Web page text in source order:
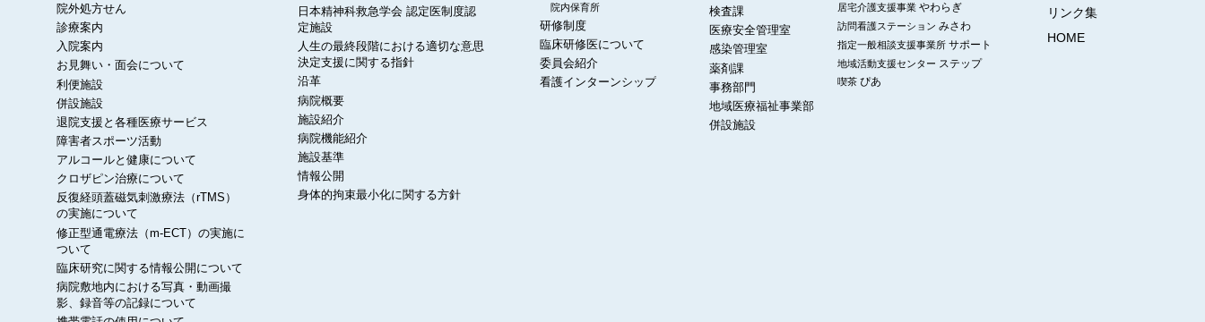
院外処方せん
診療案内
入院案内
お見舞い・面会について
利便施設
併設施設
退院支援と各種医療サービス
障害者スポーツ活動
アルコールと健康について
クロザピン治療について
反復経頭蓋磁気刺激療法（rTMS）
の実施について
修正型通電療法（m-ECT）の実施に
ついて
臨床研究に関する情報公開について
病院敷地内における写真・動画撮
影、録音等の記録について
日本精神科救急学会 認定医制度認
定施設
人生の最終段階における適切な意思
決定支援に関する指針
沿革
病院概要
施設紹介
病院機能紹介
施設基準
情報公開
身体的拘束最小化に関する方針
院内保育所
研修制度
臨床研修医について
委員会紹介
看護インターンシップ
検査課
医療安全管理室
感染管理室
薬剤課
事務部門
地域医療福祉事業部
併設施設
居宅介護支援事業 やわらぎ
訪問看護ステーション みさわ
指定一般相談支援事業所 サポート
地域活動支援センター ステップ
喫茶 ぴあ
リンク集
HOME